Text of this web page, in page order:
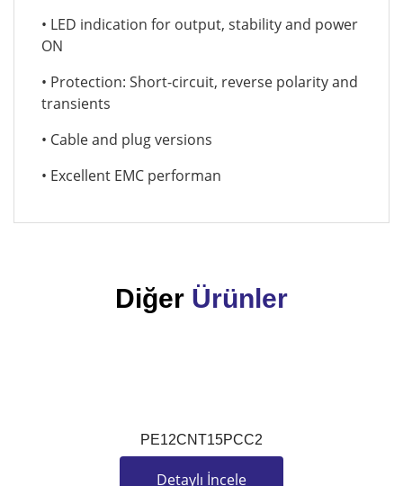
• LED indication for output, stability and power
ON
• Protection: Short-circuit, reverse polarity and
transients
• Cable and plug versions
• Excellent EMC performan
Diğer Ürünler
PE12CNT15PCC2
Detaylı İncele